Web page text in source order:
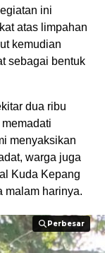
ini
atas limpahan
kemudian
sebagai bentuk
dua ribu
menyaksikan
warga juga
Kuda Kepang
malam harinya.
Perbesar
Perbesar